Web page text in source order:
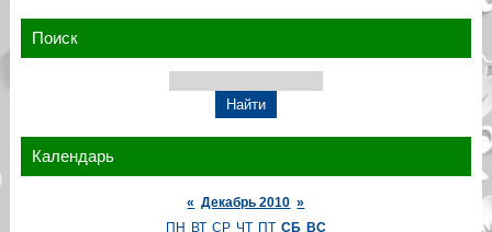
Поиск
Календарь
« Декабрь 2010 »
ПН ВТ СР ЧТ ПТ СБ ВС